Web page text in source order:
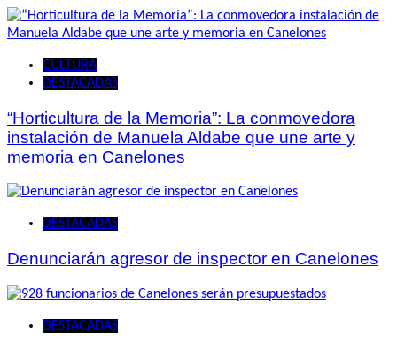
CULTURA
DESTACADAS
“Horticultura de la Memoria”: La conmovedora
instalación de Manuela Aldabe que une arte y
memoria en Canelones
DESTACADAS
Denunciarán agresor de inspector en Canelones
DESTACADAS